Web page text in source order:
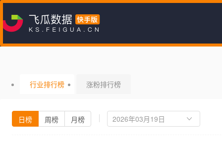
行业排行榜 涨粉排行榜
日榜 周榜 月榜